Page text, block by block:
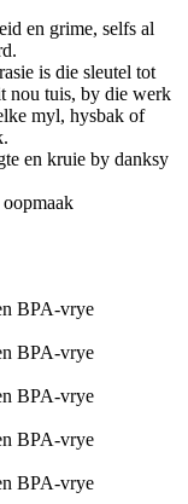
en grime, selfs al
is die sleutel tot
nou tuis, by die werk
myl, hysbak of
en kruie by danksy